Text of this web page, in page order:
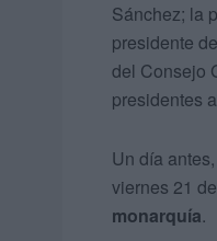
Sánchez; la
presidente
del Consejo
presidentes
Un día
viernes 21
monarquía.